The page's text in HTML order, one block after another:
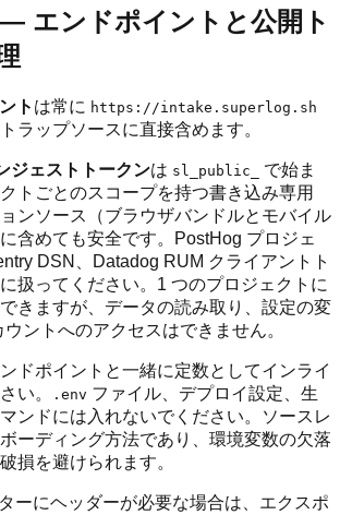
エンドポイントと公開ト
ト は常に https://intake.superlog.sh
ラップソースに直接含めます。
ジェストトークンは sl_public_
で始ま
トごとのスコープを持つ書き込み専用
ンソース（ブラウザバンドルとモバイル
含めても安全です。PostHog プロジェ
DSN、Datadog RUM クライアントト
扱ってください。1 つのプロジェクトに
きますが、データの読み取り、設定の変
ントへのアクセスはできません。
ドポイントと一緒に定数としてインライ
い。
.env ファイル、デプロイ設定、生
ンドには入れないでください。ソースレ
ーディング方法であり、環境変数の欠落
損を避けられます。
ーにヘッダーが必要な場合は、エクスポ